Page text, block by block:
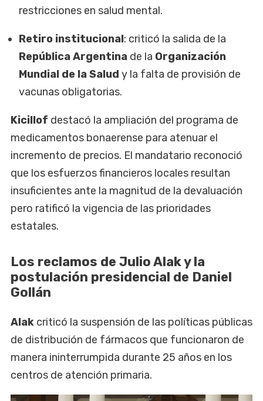
restricciones en salud mental.
Retiro institucional: criticó la salida de la
República Argentina de la Organización
Mundial de la Salud y la falta de provisión de
vacunas obligatorias.
Kicillof destacó la ampliación del programa de
medicamentos bonaerense para atenuar el
incremento de precios. El mandatario reconoció
que los esfuerzos financieros locales resultan
insuficientes ante la magnitud de la devaluación
pero ratificó la vigencia de las prioridades
estatales.
Los reclamos de Julio Alak y la
postulación presidencial de Daniel
Gollán
Alak criticó la suspensión de las políticas públicas
de distribución de fármacos que funcionaron de
manera ininterrumpida durante 25 años en los
centros de atención primaria.